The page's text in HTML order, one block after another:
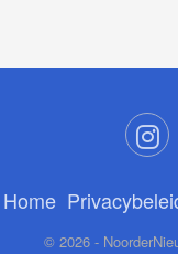
Home
© 2026 -